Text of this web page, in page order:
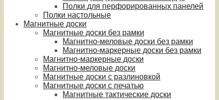
Полки для перфорированных панелей
Полки настольные
Магнитные доски
Магнитные доски без рамки
Магнитно-меловые доски без рамки
Магнитно-маркерные доски без рамки
Магнитно-маркерные доски
Магнитно-меловые доски
Магнитные доски с разлиновкой
Магнитные доски с печатью
Магнитные тактические доски